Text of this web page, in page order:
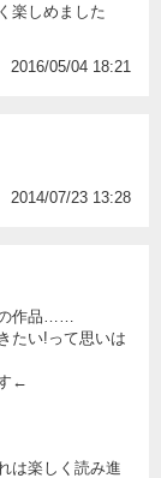
楽しめました
2016/05/04 18:21
2014/07/23 13:28
作品……
たい!って思いは
←
は楽しく読み進